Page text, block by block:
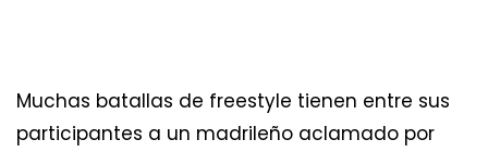
Muchas batallas de freestyle tienen entre sus
participantes a un madrileño aclamado por